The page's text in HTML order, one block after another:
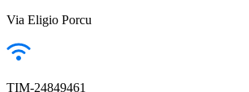
Via Eligio Porcu
TIM-24849461